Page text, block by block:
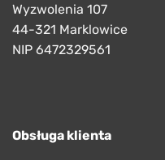
Wyzwolenia 107
44-321 Marklowice
NIP 6472329561
Obsługa klienta